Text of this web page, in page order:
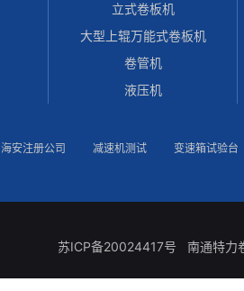
立式卷板机
大型上辊万能式卷板机
卷管机
液压机
海安注册公司 减速机测试 变速箱试验台
苏ICP备20024417号 南通特力